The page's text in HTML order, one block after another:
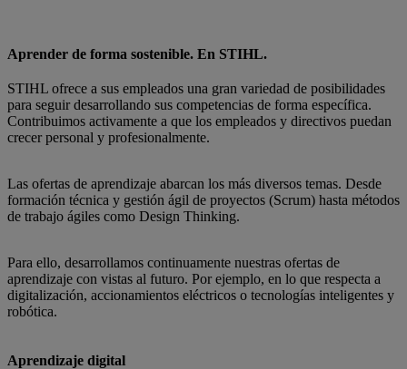
Aprender de forma sostenible. En STIHL.
STIHL ofrece a sus empleados una gran variedad de posibilidades
para seguir desarrollando sus competencias de forma específica.
Contribuimos activamente a que los empleados y directivos puedan
crecer personal y profesionalmente.
Las ofertas de aprendizaje abarcan los más diversos temas. Desde
formación técnica y gestión ágil de proyectos (Scrum) hasta métodos
de trabajo ágiles como Design Thinking.
Para ello, desarrollamos continuamente nuestras ofertas de
aprendizaje con vistas al futuro. Por ejemplo, en lo que respecta a
digitalización, accionamientos eléctricos o tecnologías inteligentes y
robótica.
Aprendizaje digital